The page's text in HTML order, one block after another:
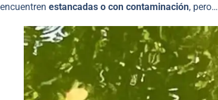
encuentren estancadas o con contaminación, pero…